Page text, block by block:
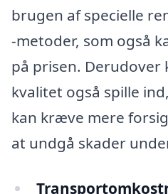
brugen af specielle
-metoder, som også
på prisen.
kvalitet også spille
kan kræve mere
at undgå skader